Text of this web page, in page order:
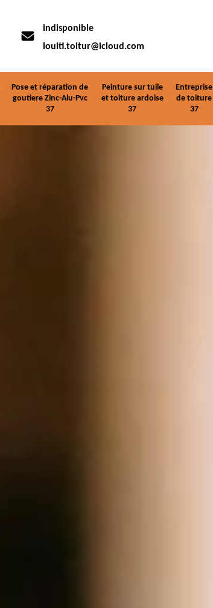
indisponible
louiti.toitur@icloud.com
Pose et réparation de
goutiere Zinc-Alu-Pvc
37
Peinture sur tuile
et toiture ardoise
37
Entreprise
de toiture
37